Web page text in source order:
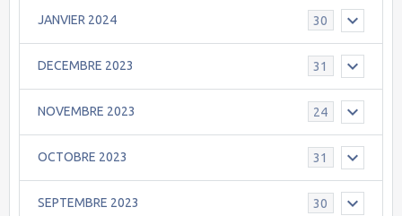
JANVIER 2024 30
DECEMBRE 2023 31
NOVEMBRE 2023 24
OCTOBRE 2023 31
SEPTEMBRE 2023 30